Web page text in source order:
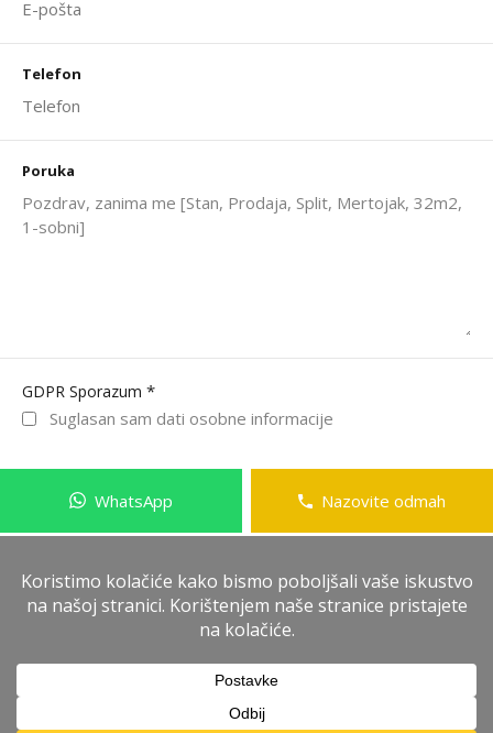
Telefon
Poruka
GDPR Sporazum *
Suglasan sam dati osobne informacije
WhatsApp Nazovite odmah
Pošalji poruku